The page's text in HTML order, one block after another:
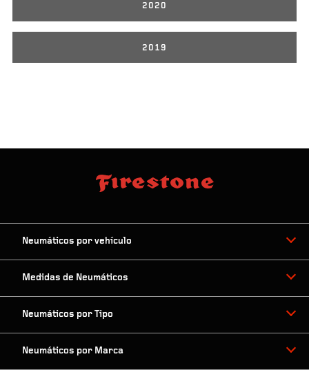
2020
2019
Neumáticos por vehículo
Medidas de Neumáticos
Neumáticos por Tipo
Neumáticos por Marca